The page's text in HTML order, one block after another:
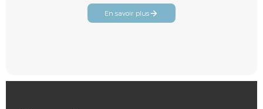
En savoir plus